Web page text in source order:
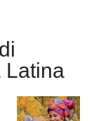
Latina